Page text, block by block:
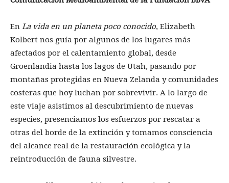
En La vida en un planeta poco conocido, Elizabeth
Kolbert nos guía por algunos de los lugares más
afectados por el calentamiento global, desde
Groenlandia hasta los lagos de Utah, pasando por
montañas protegidas en Nueva Zelanda y comunidades
costeras que hoy luchan por sobrevivir. A lo largo de
este viaje asistimos al descubrimiento de nuevas
especies, presenciamos los esfuerzos por rescatar a
otras del borde de la extinción y tomamos consciencia
del alcance real de la restauración ecológica y la
reintroducción de fauna silvestre.